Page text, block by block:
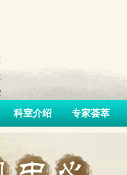
科室介绍 专家荟萃